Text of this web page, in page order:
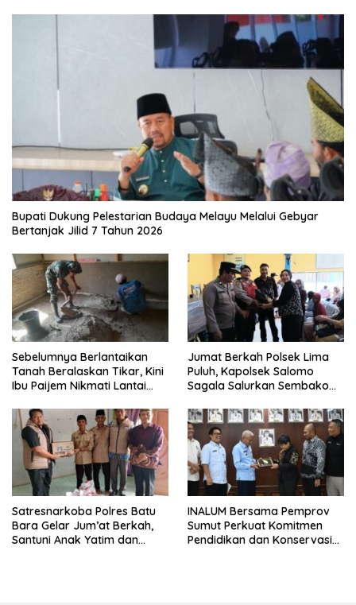
Bupati Dukung Pelestarian Budaya Melayu Melalui Gebyar
Bertanjak Jilid 7 Tahun 2026
Sebelumnya Berlantaikan
Tanah Beralaskan Tikar, Kini
Ibu Paijem Nikmati Lantai
Satgas TMMD Ke-129 Kodim
0208/Asahan
Jumat Berkah Polsek Lima
Puluh, Kapolsek Salomo
Sagala Salurkan Sembako
Gambus
Satresnarkoba Polres Batu
Bara Gelar Jum’at Berkah,
Santuni Anak Yatim dan
INALUM Bersama Pemprov
Sumut Perkuat Komitmen
Pendidikan dan Konservasi